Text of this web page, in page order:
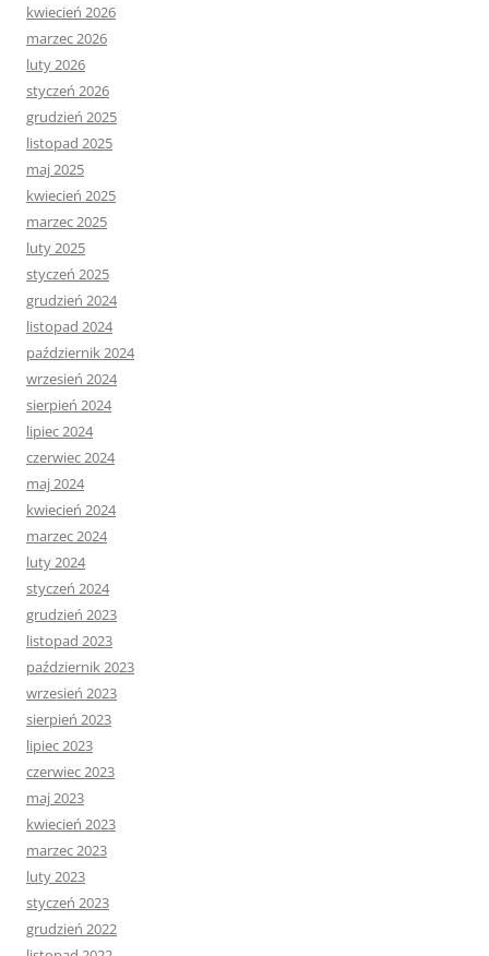
kwiecień 2026
marzec 2026
luty 2026
styczeń 2026
grudzień 2025
listopad 2025
maj 2025
kwiecień 2025
marzec 2025
luty 2025
styczeń 2025
grudzień 2024
listopad 2024
październik 2024
wrzesień 2024
sierpień 2024
lipiec 2024
czerwiec 2024
maj 2024
kwiecień 2024
marzec 2024
luty 2024
styczeń 2024
grudzień 2023
listopad 2023
październik 2023
wrzesień 2023
sierpień 2023
lipiec 2023
czerwiec 2023
maj 2023
kwiecień 2023
marzec 2023
luty 2023
styczeń 2023
grudzień 2022